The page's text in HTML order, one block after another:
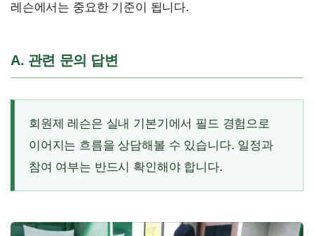
레슨에서는 중요한 기준이 됩니다.
A. 관련 문의 답변
회원제 레슨은 실내 기본기에서 필드 경험으로
이어지는 흐름을 상담해볼 수 있습니다. 일정과
참여 여부는 반드시 확인해야 합니다.